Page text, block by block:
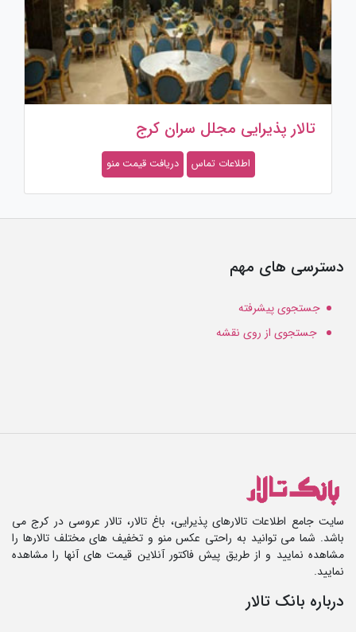
تالار پذیرایی مجلل سران کرج
اطلاعات تماس دریافت قیمت منو
دسترسی های مهم
جستجوی پیشرفته
جستجوی از روی نقشه
سایت جامع اطلاعات تالارهای پذیرایی، باغ تالار، تالار عروسی در کرج می
باشد. شما می توانید به راحتی عکس منو و تخفیف های مختلف تالارها را
مشاهده نمایید و از طریق پیش فاکتور آنلاین قیمت های آنها را مشاهده
نمایید.
درباره بانک تالار